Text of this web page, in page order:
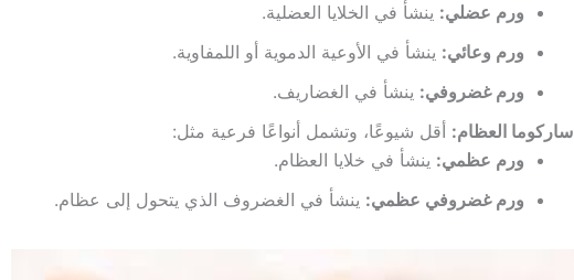
ورم عضلي: ينشأ في الخلايا العضلية.
ورم وعائي: ينشأ في الأوعية الدموية أو اللمفاوية.
ورم غضروفي: ينشأ في الغضاريف.
ساركوما العظام: أقل شيوعًا، وتشمل أنواعًا فرعية مثل:
ورم عظمي: ينشأ في خلايا العظام.
ورم غضروفي عظمي: ينشأ في الغضروف الذي يتحول إلى عظام.